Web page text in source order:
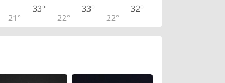
21°
33°
22°
33°
22°
32°